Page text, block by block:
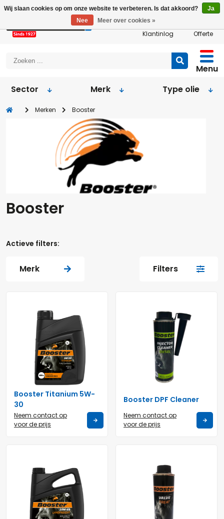
Klantinlog Offerte
Menu
Sector
Merk Type olie
Merken Booster
Booster
Actieve filters:
Merk Filters
Booster Titanium 5W-
30
Neem contact op
voor de prijs
Booster DPF Cleaner
Neem contact op
voor de prijs
Wij slaan cookies op om onze website te verbeteren. Is dat akkoord?
Ja
Nee
Meer over cookies »